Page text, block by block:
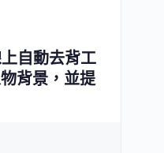
自動去背工
背景，並提